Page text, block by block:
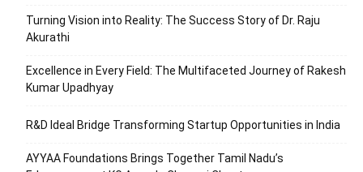
Turning Vision into Reality: The Success Story of Dr. Raju
Akurathi
Excellence in Every Field: The Multifaceted Journey of Rakesh
Kumar Upadhyay
R&D Ideal Bridge Transforming Startup Opportunities in India
AYYAA Foundations Brings Together Tamil Nadu’s